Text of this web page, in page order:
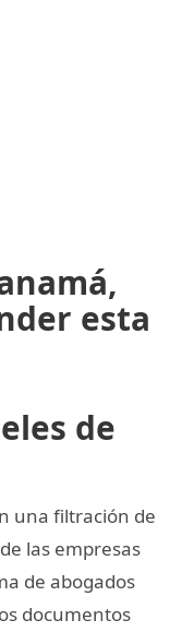
esta
de
una filtración de
las empresas
de abogados
documentos